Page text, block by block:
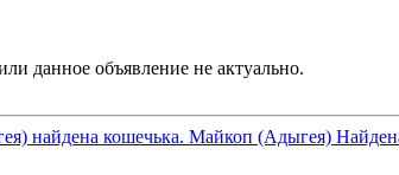
найдена кошечька. Майкоп (Адыгея)